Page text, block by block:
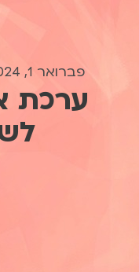
פברואר 1, 2024
ערכת